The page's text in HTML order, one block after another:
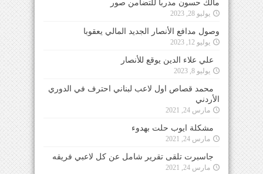
مالك حسون مدرباً للتضامن صور
يوليو 28, 2023
وصول مدافع الأنصار الجديد المالي يعقوبا
يوليو 12, 2023
علي علاء الدين يوقع للأنصار
يوليو 8, 2023
محمد قصاص اول لاعب لبناني احترف في الدوري
الأردني
مارس 24, 2021
مشكلة ايوب حلت بهدوء
مارس 24, 2021
جاسبرت تلقى تقرير شامل عن كل لاعبي فريقه
مارس 24, 2021